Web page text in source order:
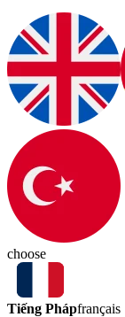
choose
Tiếng Phápfrançais